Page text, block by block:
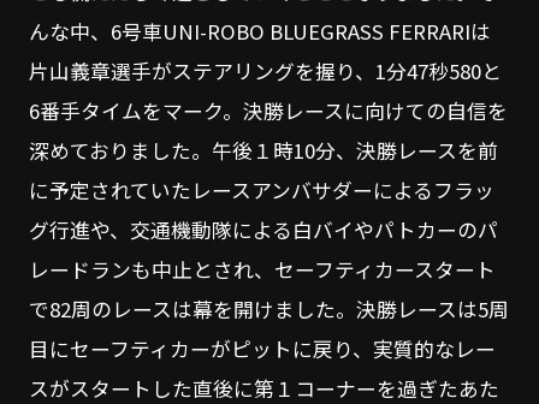
んな中、6号車UNI-ROBO BLUEGRASS FERRARIは
片山義章選手がステアリングを握り、1分47秒580と
6番手タイムをマーク。決勝レースに向けての自信を
深めておりました。午後１時10分、決勝レースを前
に予定されていたレースアンバサダーによるフラッ
グ行進や、交通機動隊による白バイやパトカーのパ
レードランも中止とされ、セーフティカースタート
で82周のレースは幕を開けました。決勝レースは5周
目にセーフティカーがピットに戻り、実質的なレー
スがスタートした直後に第１コーナーを過ぎたあた